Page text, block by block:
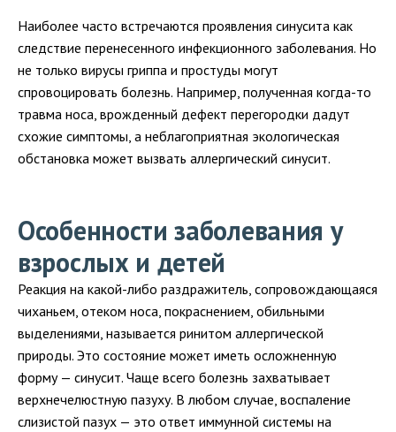
Наиболее часто встречаются проявления синусита как
следствие перенесенного инфекционного заболевания. Но
не только вирусы гриппа и простуды могут
спровоцировать болезнь. Например, полученная когда-то
травма носа, врожденный дефект перегородки дадут
схожие симптомы, а неблагоприятная экологическая
обстановка может вызвать аллергический синусит.
Особенности заболевания у
взрослых и детей
Реакция на какой-либо раздражитель, сопровождающаяся
чиханьем, отеком носа, покраснением, обильными
выделениями, называется ринитом аллергической
природы. Это состояние может иметь осложненную
форму — синусит. Чаще всего болезнь захватывает
верхнечелюстную пазуху. В любом случае, воспаление
слизистой пазух — это ответ иммунной системы на